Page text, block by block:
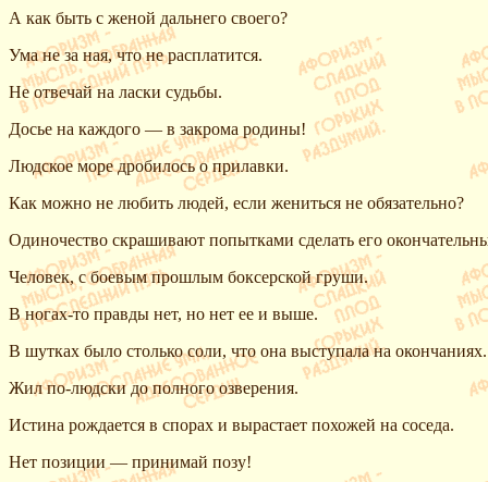
А как быть с женой дальнего своего?
Ума не за ная, что не расплатится.
Не отвечай на ласки судьбы.
Досье на каждого — в закрома родины!
Людское море дробилось о прилавки.
Как можно не любить людей, если жениться не обязательно?
Одиночество скрашивают попытками сделать его
Человек, с боевым прошлым боксерской груши.
В ногах-то правды нет, но нет ее и выше.
В шутках было столько соли, что она выступала на окончаниях.
Жил по-людски до полного озверения.
Истина рождается в спорах и вырастает похожей на соседа.
Нет позиции — принимай позу!